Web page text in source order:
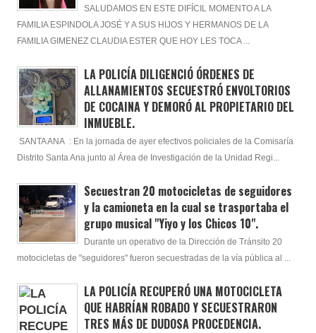
SALUDAMOS EN ESTE DIFÍCIL MOMENTO A LA
FAMILIA ESPINDOLA JOSÉ Y A SUS HIJOS Y HERMANOS DE LA
FAMILIA GIMENEZ CLAUDIA ESTER QUE HOY LES TOCA ...
LA POLICÍA DILIGENCIÓ ÓRDENES DE
ALLANAMIENTOS SECUESTRÓ ENVOLTORIOS
DE COCAINA Y DEMORÓ AL PROPIETARIO DEL
INMUEBLE.
SANTA ANA : En la jornada de ayer efectivos policiales de la Comisaría
Distrito Santa Ana junto al Área de Investigación de la Unidad Regi...
Secuestran 20 motocicletas de seguidores
y la camioneta en la cual se trasportaba el
grupo musical "Yiyo y los Chicos 10".
Durante un operativo de la Dirección de Tránsito 20
motocicletas de "seguidores" fueron secuestradas de la vía pública al ...
LA POLICÍA RECUPERÓ UNA MOTOCICLETA
QUE HABRÍAN ROBADO Y SECUESTRARON
TRES MÁS DE DUDOSA PROCEDENCIA.